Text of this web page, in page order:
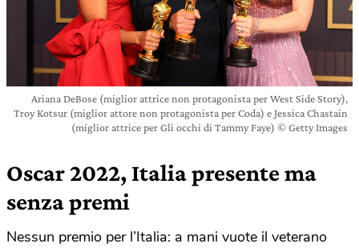
Ariana DeBose (miglior attrice non protagonista per West Side Story),
Troy Kotsur (miglior attore non protagonista per Coda) e Jessica Chastain
(miglior attrice per Gli occhi di Tammy Faye) © Getty Images
Oscar 2022, Italia presente ma
senza premi
Nessun premio per l’Italia: a mani vuote il veterano